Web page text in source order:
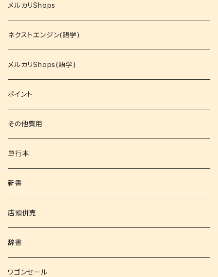
就活
資格
コミック
文庫
その他書籍
書籍以外
メルカリShops
ネクストエンジン(語学)
メルカリShops(語学)
ポイント
その他費用
単行本
新書
店頭併売
辞書
ワゴンセール